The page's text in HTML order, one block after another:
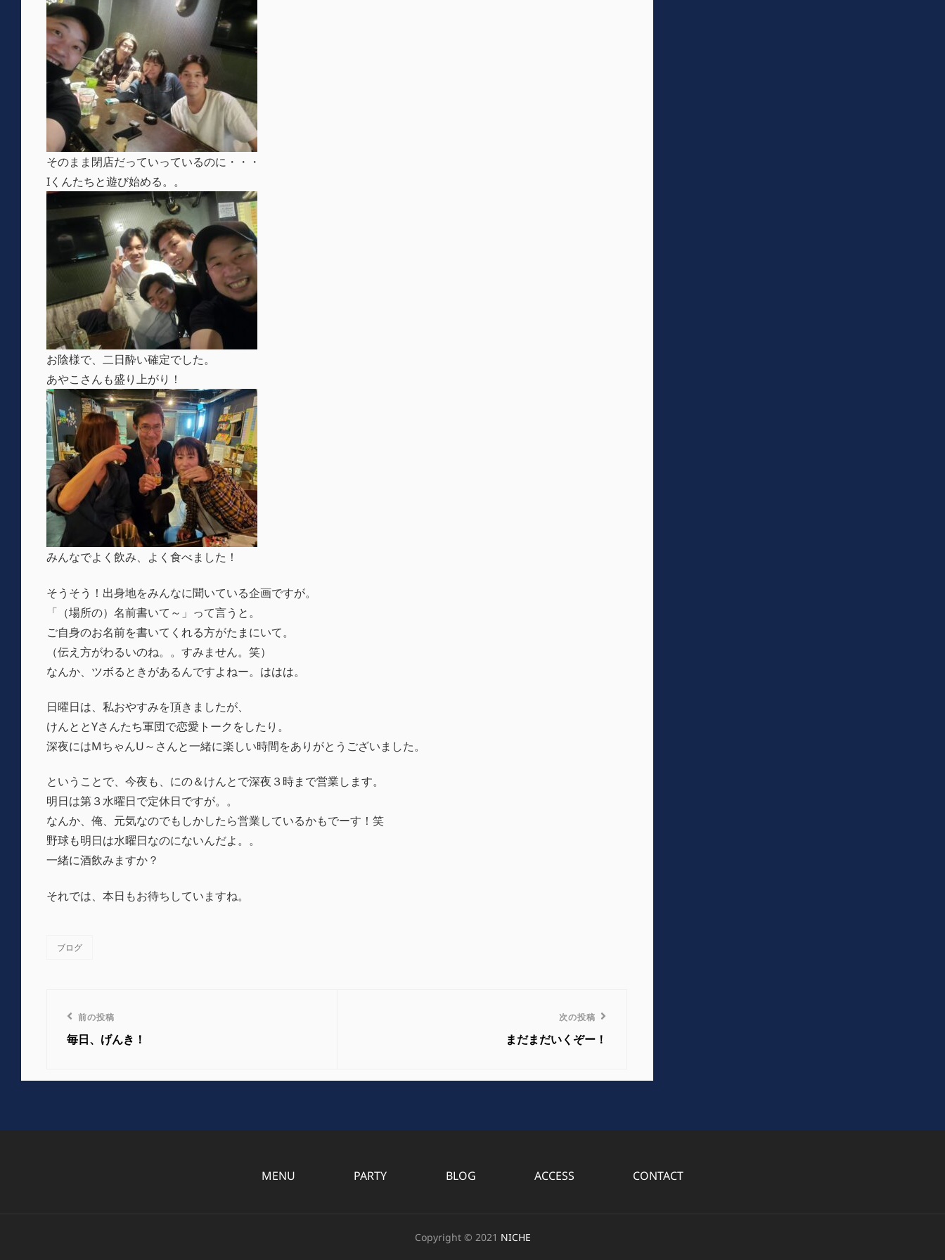
そのまま閉店だっていっているのに・・・
Iくんたちと遊び始める。。
お陰様で、二日酔い確定でした。
あやこさんも盛り上がり！
みんなでよく飲み、よく食べました！
そうそう！出身地をみんなに聞いている企画ですが。
「（場所の）名前書いて～」って言うと。
ご自身のお名前を書いてくれる方がたまにいて。
（伝え方がわるいのね。。すみません。笑）
なんか、ツボるときがあるんですよねー。ははは。
日曜日は、私おやすみを頂きましたが、
けんととYさんたち軍団で恋愛トークをしたり。
深夜にはMちゃんU～さんと一緒に楽しい時間をありがとうございました。
ということで、今夜も、にの＆けんとで深夜３時まで営業します。
明日は第３水曜日で定休日ですが。。
なんか、俺、元気なのでもしかしたら営業しているかもでーす！笑
野球も明日は水曜日なのにないんだよ。。
一緒に酒飲みますか？
それでは、本日もお待ちしていますね。
ブログ
稿
ゲ
前
の
稿
前の投稿
毎日、げんき！
稿
次の投稿
まだまだいくぞー！
MENU PARTY BLOG ACCESS CONTACT
Copyright © 2021 NICHE